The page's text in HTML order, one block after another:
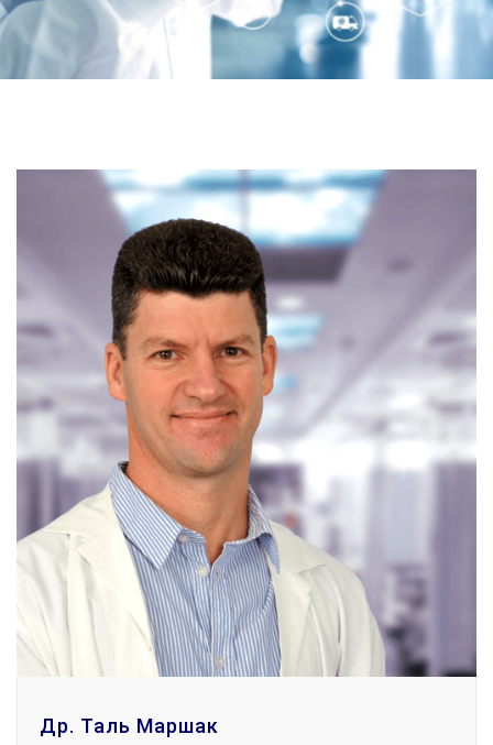
Др. Таль Маршак